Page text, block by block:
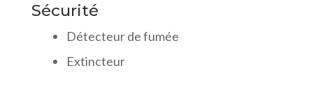
Sécurité
Détecteur de fumée
Extincteur